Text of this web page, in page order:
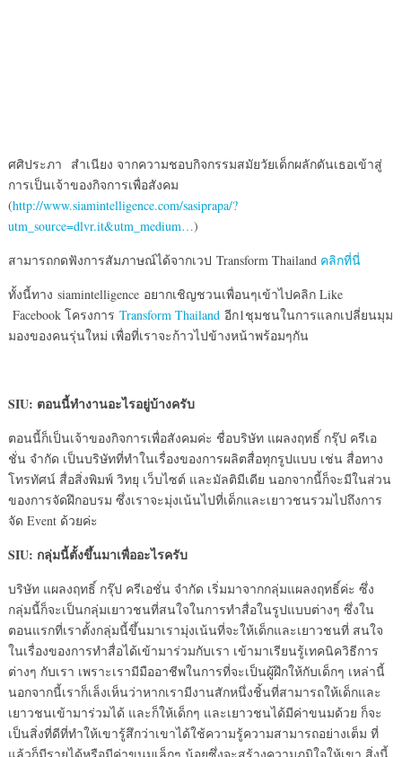
ศศิประภา สำเนียง จากความชอบกิจกรรมสมัยวัยเด็กผลักดันเธอเข้าสู่
การเป็นเจ้าของกิจการเพื่อสังคม
(http://www.siamintelligence.com/sasiprapa/?
utm_source=dlvr.it&utm_medium…)
สามารถกดฟังการสัมภาษณ์ได้จากเวป Transform Thailand คลิกที่นี่
ทั้งนี้ทาง siamintelligence อยากเชิญชวนเพื่อนๆเข้าไปคลิก Like
Facebook โครงการ Transform Thailand อีก1ชุมชนในการแลกเปลี่ยนมุม
มองของคนรุ่นใหม่ เพื่อที่เราจะก้าวไปข้างหน้าพร้อมๆกัน
SIU: ตอนนี้ทำงานอะไรอยู่บ้างครับ
ตอนนี้ก็เป็นเจ้าของกิจการเพื่อสังคมค่ะ ชื่อบริษัท แผลงฤทธิ์ กรุ๊ป ครีเอ
ชั่น จำกัด เป็นบริษัทที่ทำในเรื่องของการผลิตสื่อทุกรูปแบบ เช่น สื่อทาง
โทรทัศน์ สื่อสิ่งพิมพ์ วิทยุ เว็บไซต์ และมัลติมีเดีย นอกจากนี้ก็จะมีในส่วน
ของการจัดฝึกอบรม ซึ่งเราจะมุ่งเน้นไปที่เด็กและเยาวชนรวมไปถึงการ
จัด Event ด้วยค่ะ
SIU: กลุ่มนี้ตั้งขึ้นมาเพื่ออะไรครับ
บริษัท แผลงฤทธิ์ กรุ๊ป ครีเอชั่น จำกัด เริ่มมาจากกลุ่มแผลงฤทธิ์ค่ะ ซึ่ง
กลุ่มนี้ก็จะเป็นกลุ่มเยาวชนที่สนใจในการทำสื่อในรูปแบบต่างๆ ซึ่งใน
ตอนแรกที่เราตั้งกลุ่มนี้ขึ้นมาเรามุ่งเน้นที่จะให้เด็กและเยาวชนที่ สนใจ
ในเรื่องของการทำสื่อได้เข้ามาร่วมกับเรา เข้ามาเรียนรู้เทคนิควิธีการ
ต่างๆ กับเรา เพราะเรามีมืออาชีพในการที่จะเป็นผู้ฝึกให้กับเด็กๆ เหล่านี้
นอกจากนี้เราก็เล็งเห็นว่าหากเรามีงานสักหนึ่งชิ้นที่สามารถให้เด็กและ
เยาวชนเข้ามาร่วมได้ และก็ให้เด็กๆ และเยาวชนได้มีค่าขนมด้วย ก็จะ
เป็นสิ่งที่ดีที่ทำให้เขารู้สึกว่าเขาได้ใช้ความรู้ความสามารถอย่างเต็ม ที่